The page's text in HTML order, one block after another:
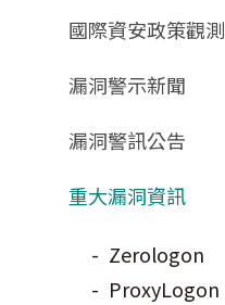
GCB部署資源
GCB終止支援
FAQ
國際資安政策觀測
漏洞警示新聞
漏洞警訊公告
重大漏洞資訊
Zerologon
ProxyLogon